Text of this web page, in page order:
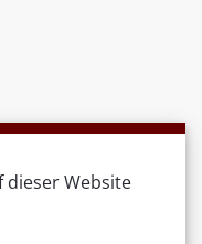
dieser Website